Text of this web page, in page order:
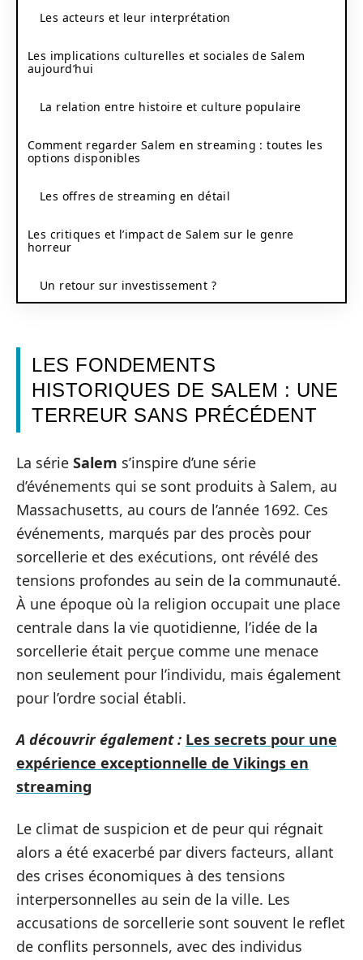
Les acteurs et leur interprétation
Les implications culturelles et sociales de Salem
aujourd’hui
La relation entre histoire et culture populaire
Comment regarder Salem en streaming : toutes les
options disponibles
Les offres de streaming en détail
Les critiques et l’impact de Salem sur le genre
horreur
Un retour sur investissement ?
LES FONDEMENTS
HISTORIQUES DE SALEM : UNE
TERREUR SANS PRÉCÉDENT
La série Salem s’inspire d’une série
d’événements qui se sont produits à Salem, au
Massachusetts, au cours de l’année 1692. Ces
événements, marqués par des procès pour
sorcellerie et des exécutions, ont révélé des
tensions profondes au sein de la communauté.
À une époque où la religion occupait une place
centrale dans la vie quotidienne, l’idée de la
sorcellerie était perçue comme une menace
non seulement pour l’individu, mais également
pour l’ordre social établi.
A découvrir également : Les secrets pour une
expérience exceptionnelle de Vikings en
streaming
Le climat de suspicion et de peur qui régnait
alors a été exacerbé par divers facteurs, allant
des crises économiques à des tensions
interpersonnelles au sein de la ville. Les
accusations de sorcellerie sont souvent le reflet
de conflits personnels, avec des individus